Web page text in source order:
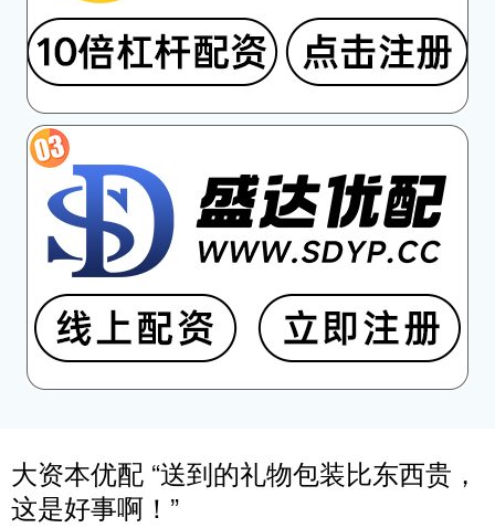
大资本优配 “送到的礼物包装比东西贵，
这是好事啊！”